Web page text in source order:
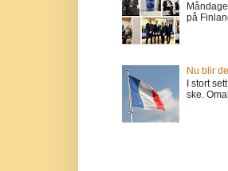
på
Nu blir
I stort
ske.